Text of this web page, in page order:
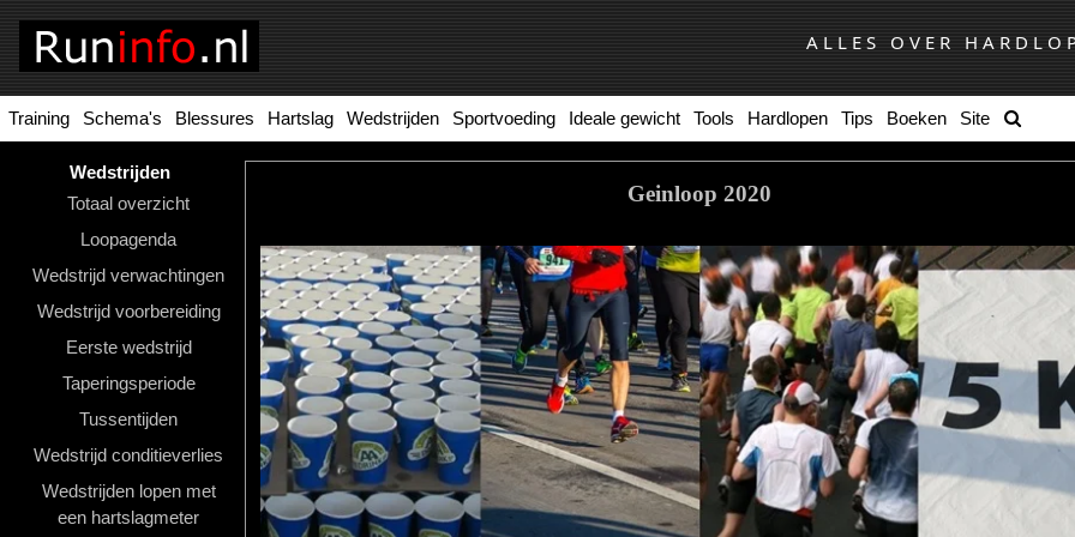
ALLES OVER
Training Schema's Blessures Hartslag Wedstrijden Sportvoeding Ideale gewicht Tools Hardlopen Tips Boeken Site
Wedstrijden
Totaal overzicht
Loopagenda
Wedstrijd verwachtingen
Wedstrijd voorbereiding
Eerste wedstrijd
Taperingsperiode
Tussentijden
Wedstrijd conditieverlies
Wedstrijden lopen met
een hartslagmeter
Homepage
Hardloopschema's
Hardloopblessures
Wedstrijden
Sportvoeding
Geinloop 2020